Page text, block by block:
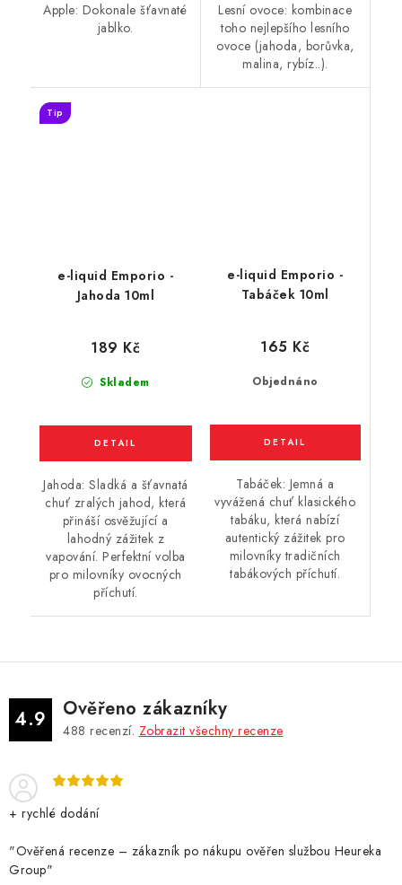
Apple: Dokonale šťavnaté
jablko.
Lesní ovoce: kombinace
toho nejlepšího lesního
ovoce (jahoda, borůvka,
malina, rybíz..).
e-liquid Emporio -
Jahoda 10ml
Tip
Skladem
189 Kč
Jahoda: Sladká a šťavnatá
chuť zralých jahod, která
přináší osvěžující a
lahodný zážitek z
vapování. Perfektní volba
pro milovníky ovocných
příchutí.
e-liquid Emporio -
Tabáček 10ml
Objednáno
165 Kč
Tabáček: Jemná a
vyvážená chuť klasického
tabáku, která nabízí
autentický zážitek pro
milovníky tradičních
tabákových příchutí.
4.9 Ověřeno zákazníky
488 recenzí. Zobrazit všechny recenze
+ rychlé dodání
"Ověřená recenze – zákazník po nákupu ověřen službou Heureka
Group"